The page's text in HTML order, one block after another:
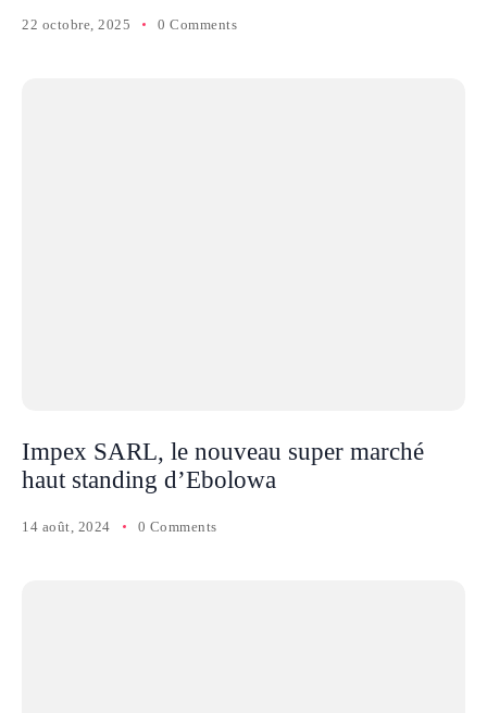
22 octobre, 2025 0 Comments
Impex SARL, le nouveau super marché
haut standing d’Ebolowa
14 août, 2024 0 Comments